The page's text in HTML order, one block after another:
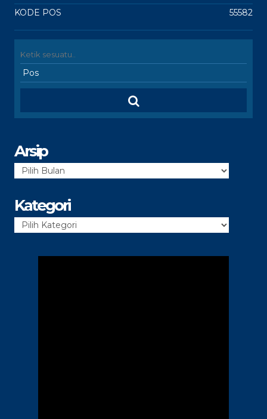
KODE POS
55582
Arsip
Arsip
Kategori
Kategori